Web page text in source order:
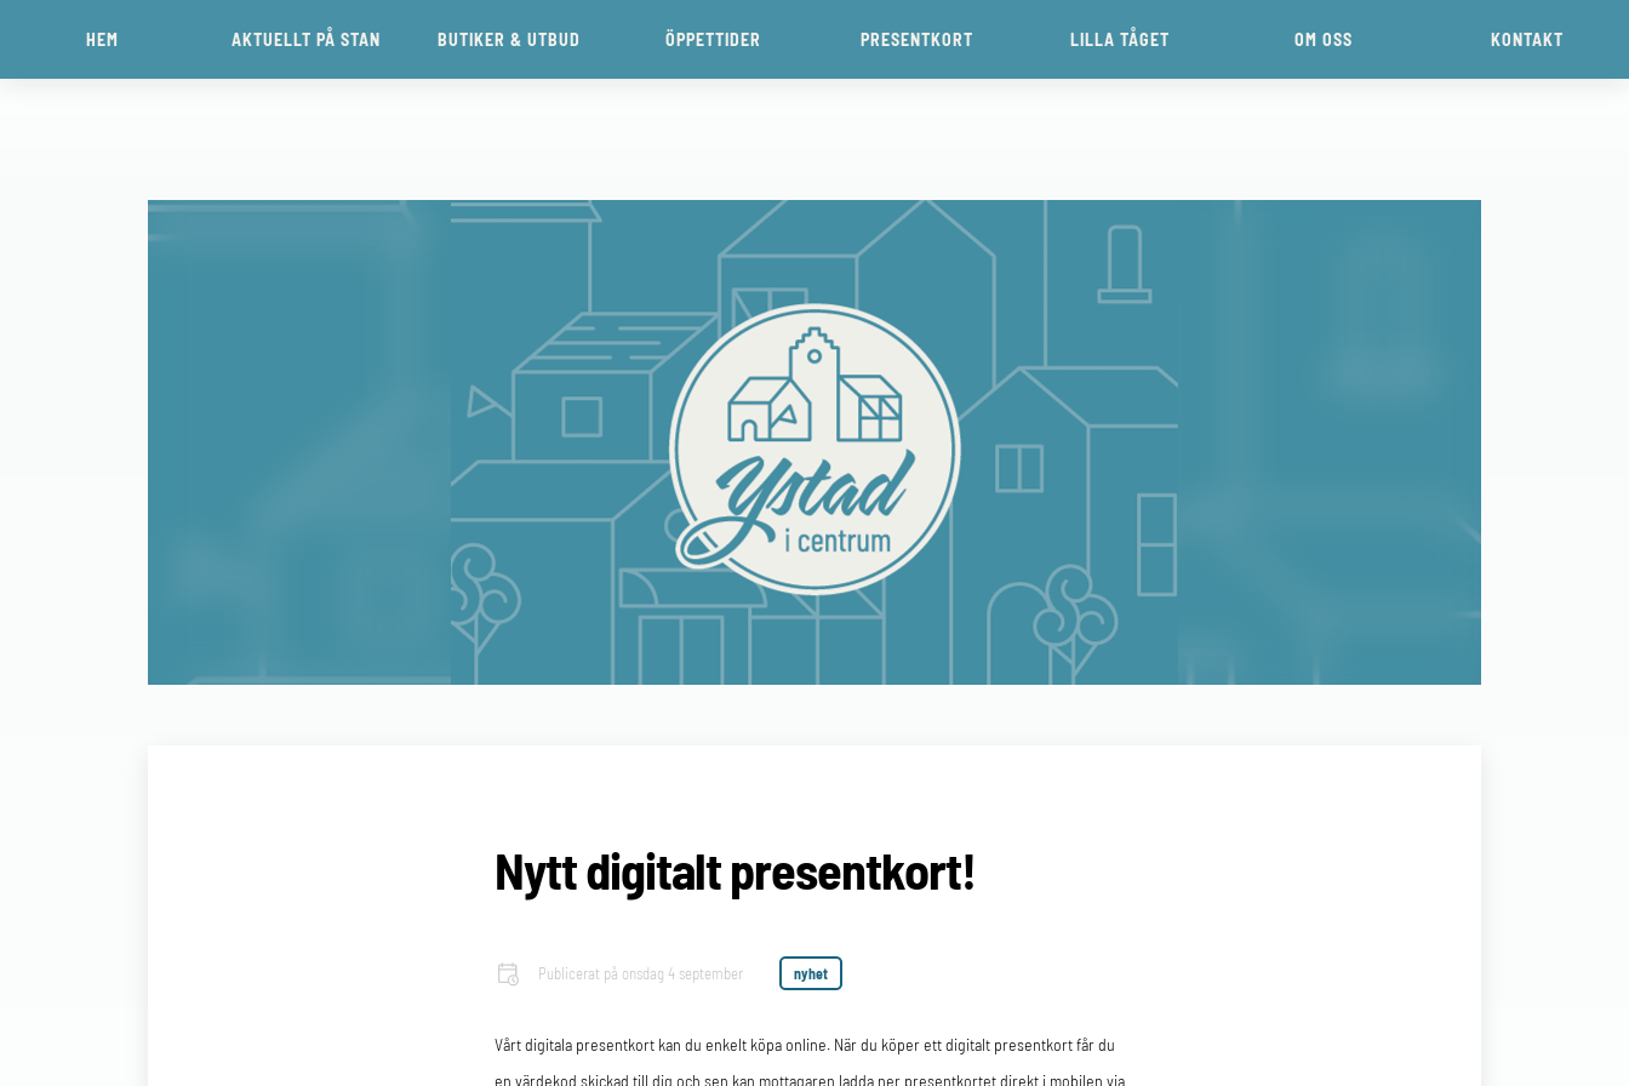
HEM AKTUELLT PÅ STAN BUTIKER & UTBUD ÖPPETTIDER PRESENTKORT LILLA TÅGET OM OSS KONTAKT
Nytt digitalt presentkort!
Publicerat på onsdag 4 september nyhet
Vårt digitala presentkort kan du enkelt köpa online. När du köper ett digitalt presentkort får du
en värdekod skickad till dig och sen kan mottagaren ladda ner presentkortet direkt i mobilen via